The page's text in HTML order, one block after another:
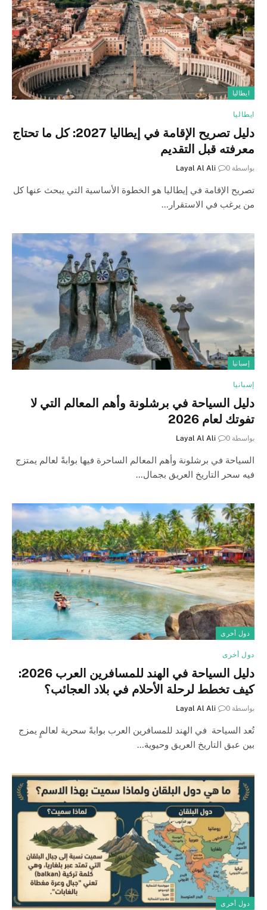
ايطاليا
ايطاليا
دليل تصريح الإقامة في إيطاليا 2027: كل ما تحتاج
معرفته قبل التقديم
بواسطة Layal Al Ali 0
تصريح الإقامة في إيطاليا هو الخطوة الأساسية التي يبحث عنها كل
من يرغب في الاستقرار…
إسبانيا
إسبانيا
دليل السياحة في برشلونة وأهم المعالم التي لا
تفوتك لعام 2026
بواسطة Layal Al Ali 0
السياحة في برشلونة وأهم المعالم الساحرة فيها بوابةً لعالم يمتزج
فيه سحر التاريخ العريق بجمال…
دول أخرى
دول أخرى
دليل السياحة في الهند للمسافرين العرب 2026:
كيف تخطط لرحلة الأحلام في بلاد العجائب؟
بواسطة Layal Al Ali 0
تُعد السياحة في الهند للمسافرين العرب بوابةً سحرية لعالمٍ يمزج
بين عبق التاريخ العريق وحيوية…
دول أخرى